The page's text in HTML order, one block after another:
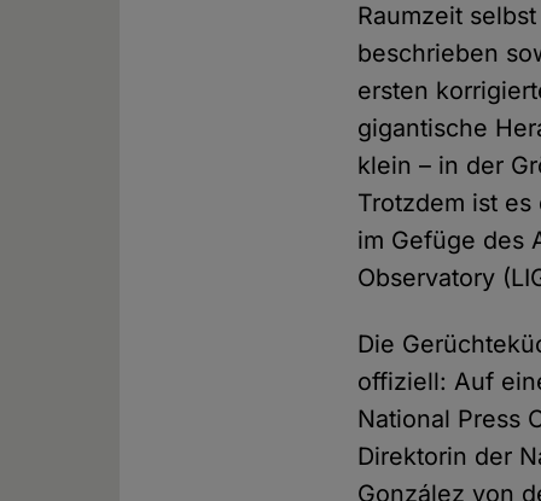
Raumzeit
beschrieben
ersten
gigantische
klein – in der
Trotzdem ist es
im Gefüge des
Observatory
Die
offiziell: Auf
National Press
Direktorin der
González von